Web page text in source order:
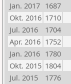
Jan. 2017 1687
Okt. 2016 1710
Jul. 2016
1704
Apr. 2016 1752
Jan. 2016 1780
Okt. 2015 1804
Jul. 2015
1776